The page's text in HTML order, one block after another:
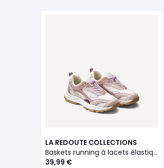
LA REDOUTE COLLECTIONS
Baskets running à lacets élastiques
39,99 €